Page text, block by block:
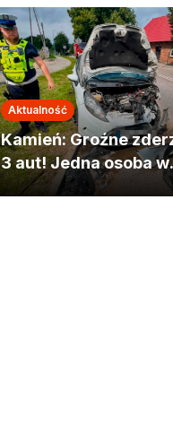
Aktualność
Kamień: Groźne
3 aut! Jedna osoba w
szpitalu.